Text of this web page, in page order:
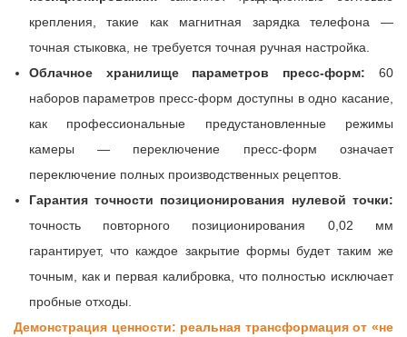
крепления, такие как магнитная зарядка телефона —
точная стыковка, не требуется точная ручная настройка.
Облачное хранилище параметров пресс-форм:
60
наборов параметров пресс-форм доступны в одно касание,
как профессиональные предустановленные режимы
камеры — переключение пресс-форм означает
переключение полных производственных рецептов.
Гарантия точности позиционирования нулевой точки:
точность повторного позиционирования 0,02 мм
гарантирует, что каждое закрытие формы будет таким же
точным, как и первая калибровка, что полностью исключает
пробные отходы.
Демонстрация ценности: реальная трансформация от «не